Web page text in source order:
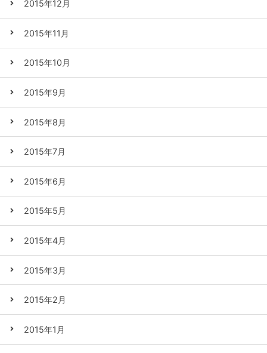
2015年12月
2015年11月
2015年10月
2015年9月
2015年8月
2015年7月
2015年6月
2015年5月
2015年4月
2015年3月
2015年2月
2015年1月